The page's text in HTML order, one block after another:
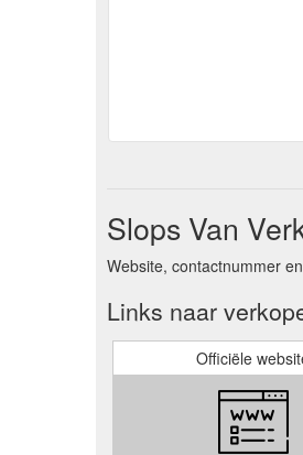
Slops Van
Website, contactnummer
Links naar
Officiële